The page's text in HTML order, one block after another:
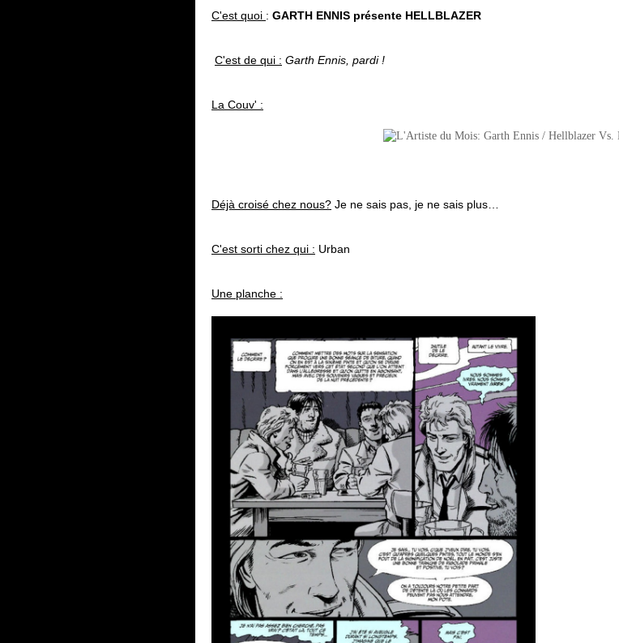
C'est quoi : GARTH ENNIS présente HELLBLAZER
C'est de qui : Garth Ennis, pardi !
La Couv' :
Déjà croisé chez nous? Je ne sais pas, je ne sais plus…
C'est sorti chez qui : Urban
Une planche :